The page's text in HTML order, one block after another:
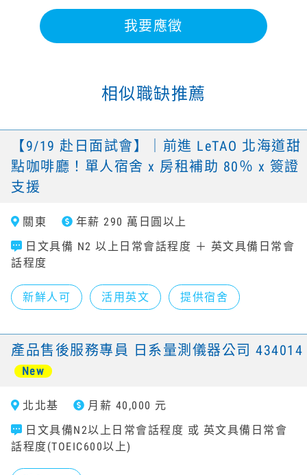
我要應徵
相似職缺推薦
【9/19 赴日面試會】｜前進 LeTAO 北海道甜
點咖啡廳！單人宿舍 x 房租補助 80％ x 簽證
支援
關東
年薪 290 萬日圓以上
日文具備 N2 以上日常會話程度 ＋ 英文具備日常會
話程度
新鮮人可 活用英文 提供宿舍
產品售後服務專員 日系量測儀器公司 434014
New
北北基
月薪 40,000 元
日文具備N2以上日常會話程度 或 英文具備日常會
話程度(TOEIC600以上)